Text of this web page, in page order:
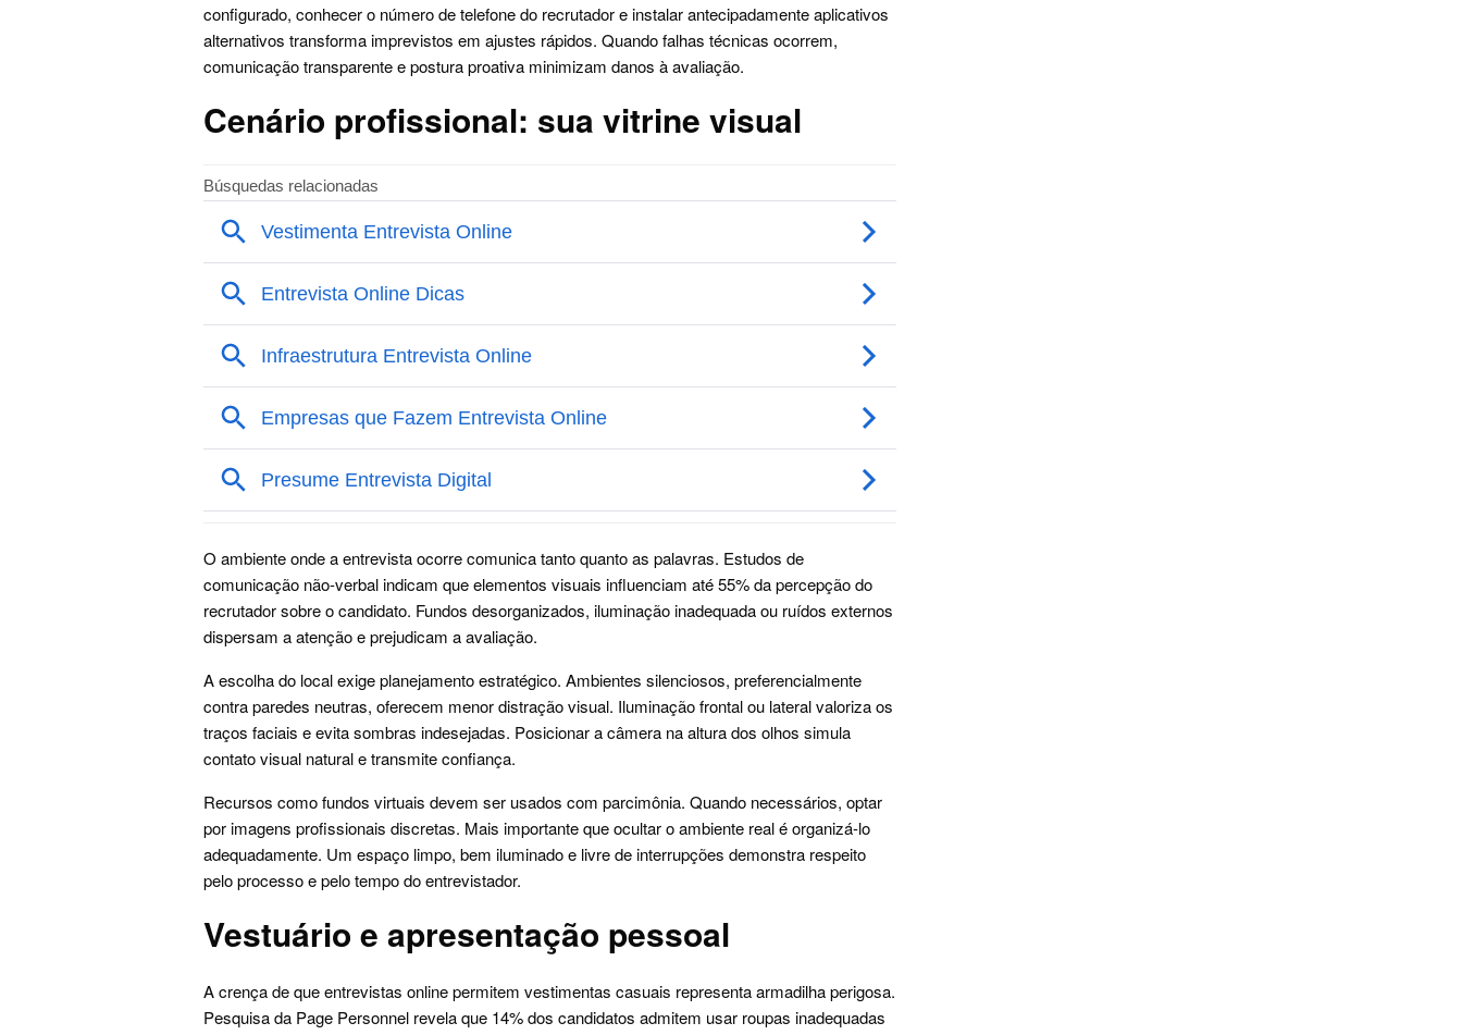
configurado, conhecer o número de telefone do recrutador e instalar antecipadamente aplicativos
alternativos transforma imprevistos em ajustes rápidos. Quando falhas técnicas ocorrem,
comunicação transparente e postura proativa minimizam danos à avaliação.
Cenário profissional: sua vitrine visual
O ambiente onde a entrevista ocorre comunica tanto quanto as palavras. Estudos de
comunicação não-verbal indicam que elementos visuais influenciam até 55% da percepção do
recrutador sobre o candidato. Fundos desorganizados, iluminação inadequada ou ruídos externos
dispersam a atenção e prejudicam a avaliação.
A escolha do local exige planejamento estratégico. Ambientes silenciosos, preferencialmente
contra paredes neutras, oferecem menor distração visual. Iluminação frontal ou lateral valoriza os
traços faciais e evita sombras indesejadas. Posicionar a câmera na altura dos olhos simula
contato visual natural e transmite confiança.
Recursos como fundos virtuais devem ser usados com parcimônia. Quando necessários, optar
por imagens profissionais discretas. Mais importante que ocultar o ambiente real é organizá-lo
adequadamente. Um espaço limpo, bem iluminado e livre de interrupções demonstra respeito
pelo processo e pelo tempo do entrevistador.
Vestuário e apresentação pessoal
A crença de que entrevistas online permitem vestimentas casuais representa armadilha perigosa.
Pesquisa da Page Personnel revela que 14% dos candidatos admitem usar roupas inadequadas